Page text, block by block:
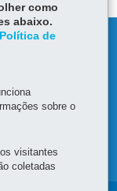
como
abaixo.
de
sobre o
visitantes
coletadas